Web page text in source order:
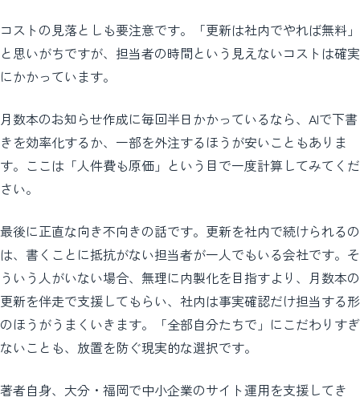
コストの見落としも要注意です。「更新は社内でやれば無料」
と思いがちですが、担当者の時間という見えないコストは確実
にかかっています。
月数本のお知らせ作成に毎回半日かかっているなら、AIで下書
きを効率化するか、一部を外注するほうが安いこともありま
す。ここは「人件費も原価」という目で一度計算してみてくだ
さい。
最後に正直な向き不向きの話です。更新を社内で続けられるの
は、書くことに抵抗がない担当者が一人でもいる会社です。そ
ういう人がいない場合、無理に内製化を目指すより、月数本の
更新を伴走で支援してもらい、社内は事実確認だけ担当する形
のほうがうまくいきます。「全部自分たちで」にこだわりすぎ
ないことも、放置を防ぐ現実的な選択です。
著者自身、大分・福岡で中小企業のサイト運用を支援してき